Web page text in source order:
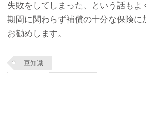
失敗をしてしまった、という話もよ
期間に関わらず補償の十分な保険に
お勧めします。
豆知識